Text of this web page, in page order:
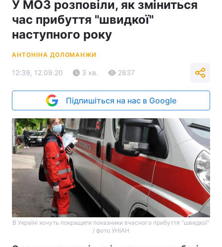
У МОЗ розповіли, як зміниться
час прибуття "швидкої"
наступного року
АНТОНІНА ДОЛОМАНЖИ
12:39, 12.09.20 3 хв. 2837
Підпишіться на нас в Google
В Україні хочуть покращити показники вчасного прибуття "швидкої"
/ фото УНІАН